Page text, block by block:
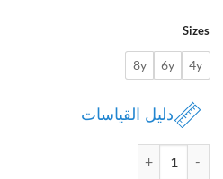
6y
8y
دليل القياسات